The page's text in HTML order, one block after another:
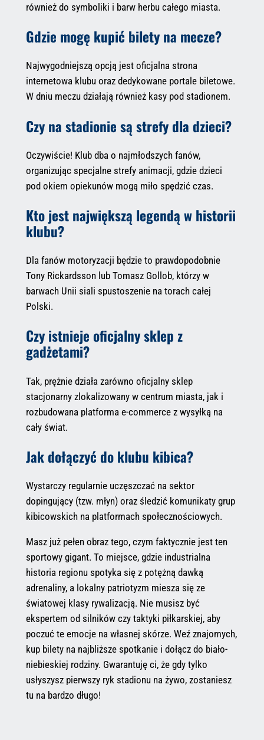
również do symboliki i barw herbu całego miasta.
Gdzie mogę kupić bilety na mecze?
Najwygodniejszą opcją jest oficjalna strona
internetowa klubu oraz dedykowane portale biletowe.
W dniu meczu działają również kasy pod stadionem.
Czy na stadionie są strefy dla dzieci?
Oczywiście! Klub dba o najmłodszych fanów,
organizując specjalne strefy animacji, gdzie dzieci
pod okiem opiekunów mogą miło spędzić czas.
Kto jest największą legendą w historii
klubu?
Dla fanów motoryzacji będzie to prawdopodobnie
Tony Rickardsson lub Tomasz Gollob, którzy w
barwach Unii siali spustoszenie na torach całej
Polski.
Czy istnieje oficjalny sklep z
gadżetami?
Tak, prężnie działa zarówno oficjalny sklep
stacjonarny zlokalizowany w centrum miasta, jak i
rozbudowana platforma e-commerce z wysyłką na
cały świat.
Jak dołączyć do klubu kibica?
Wystarczy regularnie uczęszczać na sektor
dopingujący (tzw. młyn) oraz śledzić komunikaty grup
kibicowskich na platformach społecznościowych.
Masz już pełen obraz tego, czym faktycznie jest ten
sportowy gigant. To miejsce, gdzie industrialna
historia regionu spotyka się z potężną dawką
adrenaliny, a lokalny patriotyzm miesza się ze
światowej klasy rywalizacją. Nie musisz być
ekspertem od silników czy taktyki piłkarskiej, aby
poczuć te emocje na własnej skórze. Weź znajomych,
kup bilety na najbliższe spotkanie i dołącz do biało-
niebieskiej rodziny. Gwarantuję ci, że gdy tylko
usłyszysz pierwszy ryk stadionu na żywo, zostaniesz
tu na bardzo długo!